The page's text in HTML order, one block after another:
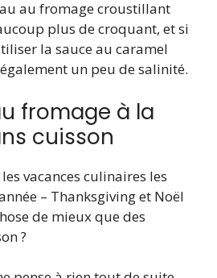
au fromage croustillant
plus de croquant, et si
la sauce au caramel
un peu de salinité.
fromage à la
cuisson
vacances culinaires les
– Thanksgiving et Noël
de mieux que des
?